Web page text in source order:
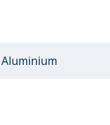
Aluminium